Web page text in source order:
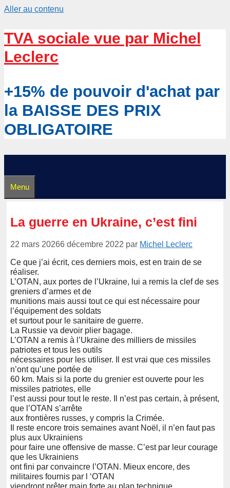
Aller au contenu
TVA sociale vue par Michel
Leclerc
+15% de pouvoir d'achat par
la BAISSE DES PRIX
OBLIGATOIRE
Menu
La guerre en Ukraine, c’est fini
22 mars 20266 décembre 2022 par Michel Leclerc
Ce que j’ai écrit, ces derniers mois, est en train de se
réaliser.
L’OTAN, aux portes de l’Ukraine, lui a remis la clef de ses
greniers d’armes et de
munitions mais aussi tout ce qui est nécessaire pour
l’équipement des soldats
et surtout pour le sanitaire de guerre.
La Russie va devoir plier bagage.
L’OTAN a remis à l’Ukraine des milliers de missiles
patriotes et tous les outils
nécessaires pour les utiliser. Il est vrai que ces missiles
n’ont qu’une portée de
60 km. Mais si la porte du grenier est ouverte pour les
missiles patriotes, elle
l’est aussi pour tout le reste. Il n’est pas certain, à présent,
que l’OTAN s’arrête
aux frontières russes, y compris la Crimée.
Il reste encore trois semaines avant Noël, il n’en faut pas
plus aux Ukrainiens
pour faire une offensive de masse. C’est par leur courage
que les Ukrainiens
ont fini par convaincre l’OTAN. Mieux encore, des
militaires fournis par l ‘OTAN
viendront prêter main forte au plan technique.